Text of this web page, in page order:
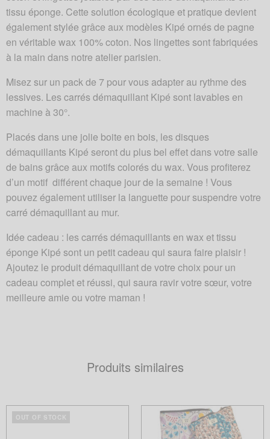
tissu éponge. Cette solution écologique et pratique devient
également stylée grâce aux modèles Kipé ornés de pagne
en véritable wax 100% coton. Nos lingettes sont fabriquées
à la main dans notre atelier parisien.
Misez sur un pack de 7 pour vous adapter au rythme des
lessives. Les carrés démaquillant Kipé sont lavables en
machine à 30°.
Placés dans une jolie boite en bois, les disques
démaquillants Kipé seront du plus bel effet dans votre salle
de bains grâce aux motifs colorés du wax. Vous profiterez
d’un motif différent chaque jour de la semaine ! Vous
pouvez également utiliser la languette pour suspendre votre
carré démaquillant au mur.
Idée cadeau : les carrés démaquillants en wax et tissu
éponge Kipé sont un petit cadeau qui saura faire plaisir !
Ajoutez le produit démaquillant de votre choix pour un
cadeau complet et réussi, qui saura ravir votre sœur, votre
meilleure amie ou votre maman !
Produits similaires
OUT OF STOCK